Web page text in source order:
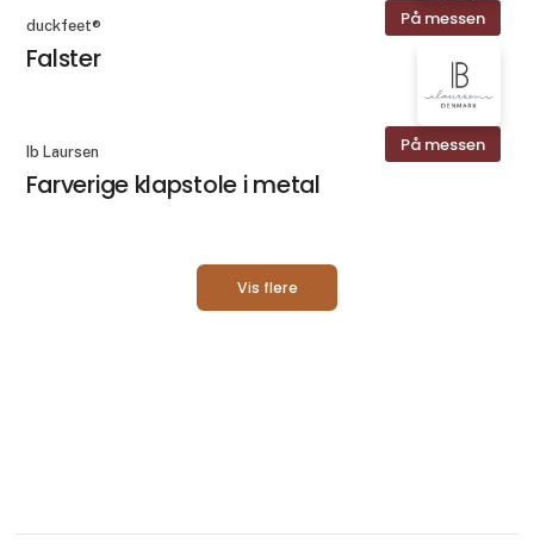
På messen
duckfeet®
Falster
På messen
Ib Laursen
Farverige klapstole i metal
Vis flere